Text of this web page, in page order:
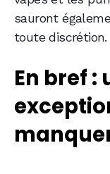
sauront
toute discrétion.
En bref :